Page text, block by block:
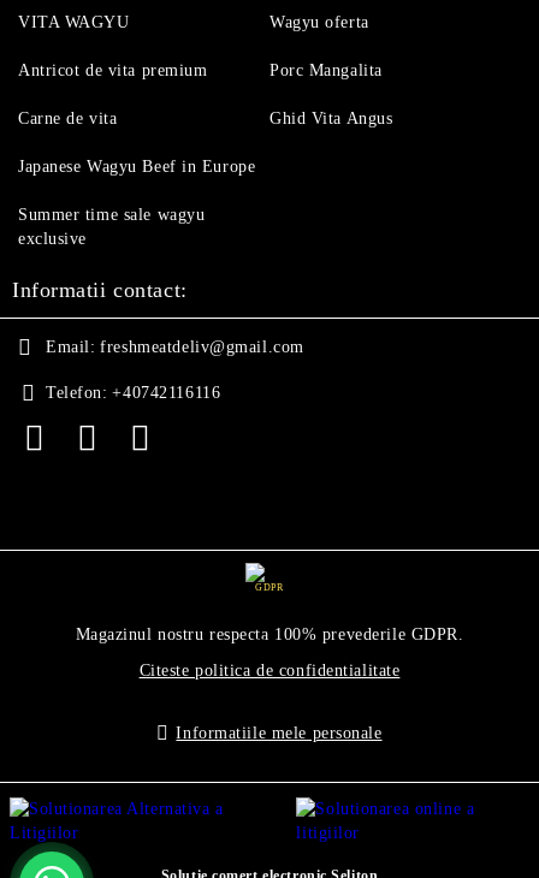
VITA WAGYU
Antricot de vita premium
Carne de vita
Wagyu oferta
Porc Mangalita
Ghid Vita Angus
Japanese Wagyu Beef in Europe
Summer time sale wagyu
exclusive
Informatii contact:
Email: freshmeatdeliv@gmail.com
Telefon: +40742116116
GDPR
Magazinul nostru respecta 100% prevederile GDPR.
Citeste politica de confidentialitate
Informatiile mele personale